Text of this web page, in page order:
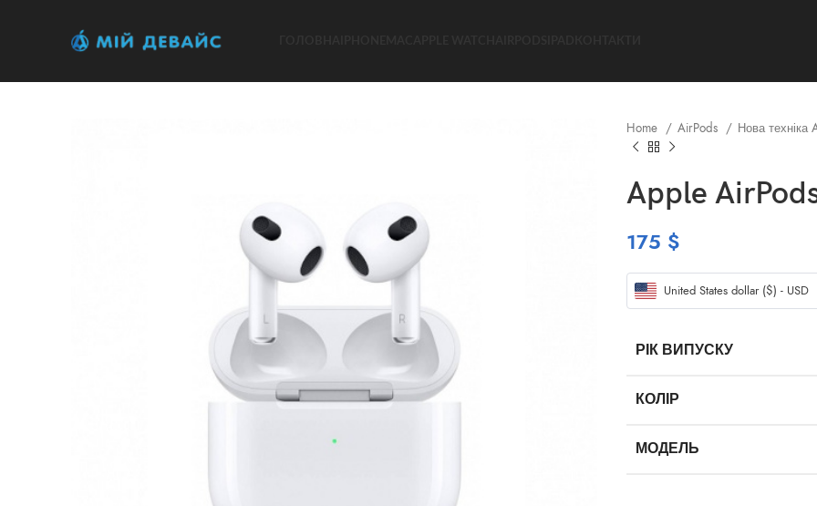
Home AirPods Нова техніка
Apple
175 $
United States dollar ($) - USD
РІК ВИПУСКУ
КОЛІР
МОДЕЛЬ